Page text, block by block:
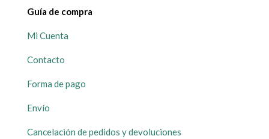
Guía de compra
Mi Cuenta
Contacto
Forma de pago
Envío
Cancelación de pedidos y devoluciones